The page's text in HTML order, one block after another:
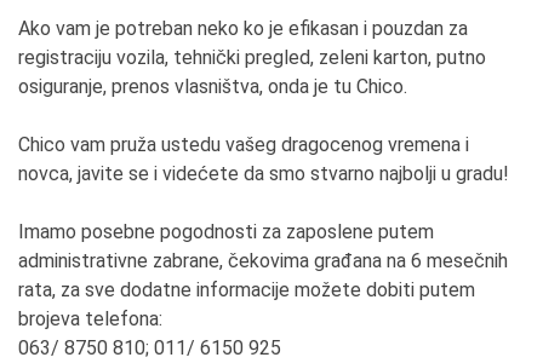
Ako vam je potreban neko ko je efikasan i pouzdan za
registraciju vozila, tehnički pregled, zeleni karton, putno
osiguranje, prenos vlasništva, onda je tu Chico.
Chico vam pruža ustedu vašeg dragocenog vremena i
novca, javite se i videćete da smo stvarno najbolji u gradu!
Imamo posebne pogodnosti za zaposlene putem
administrativne zabrane, čekovima građana na 6 mesečnih
rata, za sve dodatne informacije možete dobiti putem
brojeva telefona:
063/ 8750 810; 011/ 6150 925